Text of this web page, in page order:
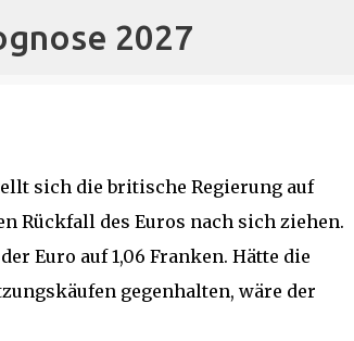
Direkt zum Hauptbereich
2027
sich die britische Regierung auf
Rückfall des Euros nach sich ziehen.
Euro auf 1,06 Franken. Hätte die
gegenhalten, wäre der